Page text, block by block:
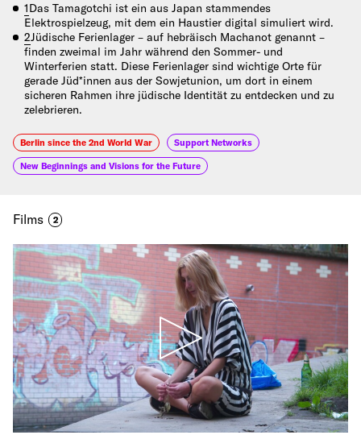
1Das Tamagotchi ist ein aus Japan stammendes
Elektrospielzeug, mit dem ein Haustier digital simuliert wird.
2Jüdische Ferienlager – auf hebräisch Machanot genannt –
finden zweimal im Jahr während den Sommer- und
Winterferien statt. Diese Ferienlager sind wichtige Orte für
gerade Jüd*innen aus der Sowjetunion, um dort in einem
sicheren Rahmen ihre jüdische Identität zu entdecken und zu
zelebrieren.
Berlin since the 2nd World War Support Networks
New Beginnings and Visions for the Future
Films 2